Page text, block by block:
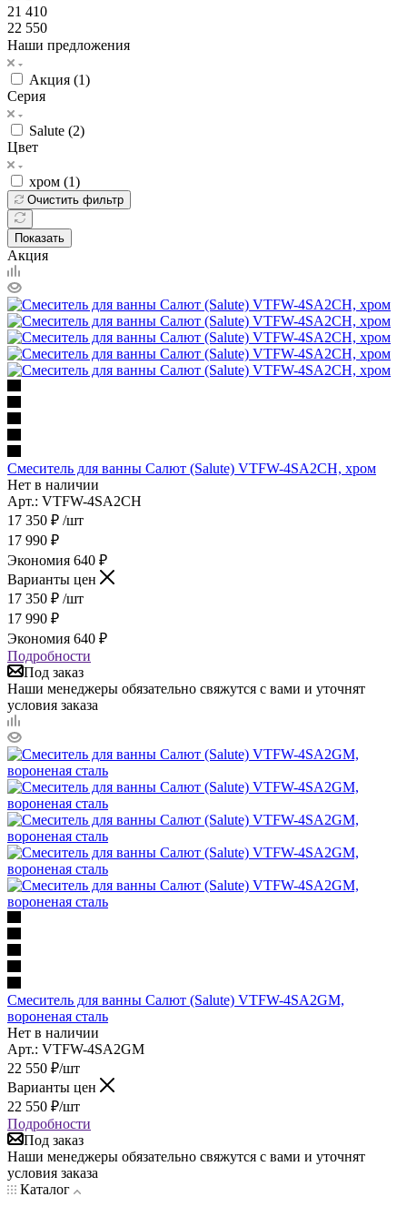
21 410
22 550
Наши предложения
Акция (1)
Серия
Salute (2)
Цвет
хром (1)
Очистить фильтр
Показать
Акция
Смеситель для ванны Салют (Salute) VTFW-4SA2CH, хром
Нет в наличии
Арт.: VTFW-4SA2CH
17 350 ₽ /шт
17 990 ₽
Экономия 640 ₽
Варианты цен
17 350 ₽ /шт
17 990 ₽
Экономия 640 ₽
Подробности
Под заказ
Наши менеджеры обязательно свяжутся с вами и уточнят
условия заказа
Смеситель для ванны Салют (Salute) VTFW-4SA2GM,
вороненая сталь
Нет в наличии
Арт.: VTFW-4SA2GM
22 550 ₽/шт
Варианты цен
22 550 ₽/шт
Подробности
Под заказ
Наши менеджеры обязательно свяжутся с вами и уточнят
условия заказа
Каталог